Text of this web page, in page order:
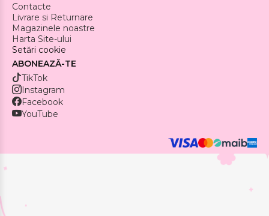
Contacte
Livrare si Returnare
Magazinele noastre
Harta Site-ului
Setări cookie
ABONEAZĂ-TE
TikTok
Instagram
Facebook
YouTube